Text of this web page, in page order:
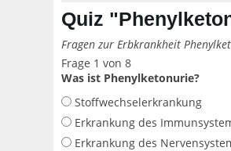
Quiz
Fragen zur Erbkrankheit
Frage 1 von 8
Was ist Phenylketonurie?
Stoffwechselerkrankung
Erkrankung des
Erkrankung des